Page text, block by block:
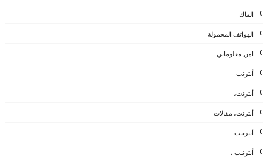
الماك
الهواتف المحمولة
امن معلوماتي
أنترنت
أنترنت،
أنترنت، مقالات
أنترنيت
أنترنيت ،